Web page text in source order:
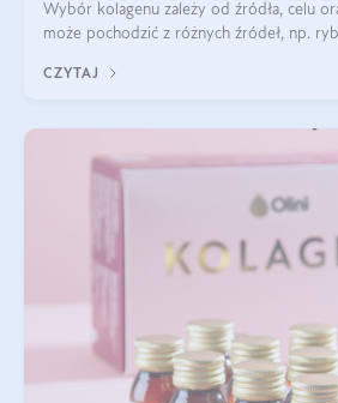
Wybór kolagenu zależy od źródła, celu
może pochodzić z różnych źródeł, np.
sprawdza się kolagen rybi, a dla
CZYTAJ